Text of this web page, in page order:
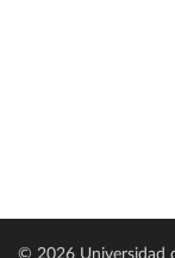
© 2026 Universidad